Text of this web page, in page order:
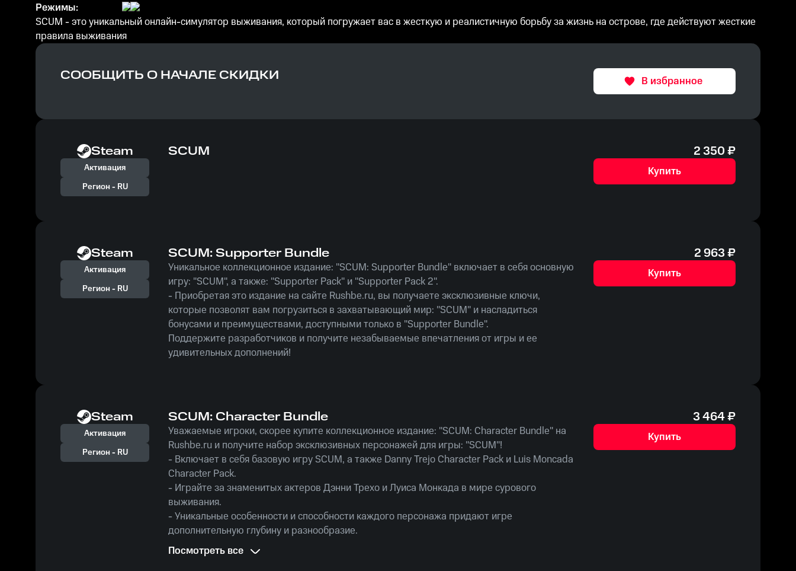
Режимы:
SCUM - это уникальный онлайн-симулятор выживания, который погружает вас в жесткую и реалистичную борьбу за жизнь на острове, где действуют жесткие
правила выживания
СООБЩИТЬ О НАЧАЛЕ СКИДКИ В избранное
Steam
Активация
Регион - RU
SCUM 2 350₽
Купить
Steam
Активация
Регион - RU
SCUM: Supporter Bundle
Уникальное коллекционное издание: "SCUM: Supporter Bundle" включает в себя основную
игру: "SCUM", а также: "Supporter Pack" и "Supporter Pack 2".
- Приобретая это издание на сайте Rushbe.ru, вы получаете эксклюзивные ключи,
которые позволят вам погрузиться в захватывающий мир: "SCUM" и насладиться
бонусами и преимуществами, доступными только в "Supporter Bundle".
Поддержите разработчиков и получите незабываемые впечатления от игры и ее
удивительных дополнений!
2 963₽
Купить
Steam
Активация
Регион - RU
SCUM: Character Bundle
Уважаемые игроки, скорее купите коллекционное издание: "SCUM: Character Bundle" на
Rushbe.ru и получите набор эксклюзивных персонажей для игры: "SCUM"!
- Включает в себя базовую игру SCUM, а также Danny Trejo Character Pack и Luis Moncada
Character Pack.
- Играйте за знаменитых актеров Дэнни Трехо и Луиса Монкада в мире сурового
выживания.
- Уникальные особенности и способности каждого персонажа придают игре
дополнительную глубину и разнообразие.
Эксклюзивно на Rushbe.ru - самые выгодные цены и гарантия подлинности ключей. Не
упустите возможность улучшить свой игровой опыт в "SCUM" с персонажами от Дэнни
Посмотреть все
3 464₽
Купить